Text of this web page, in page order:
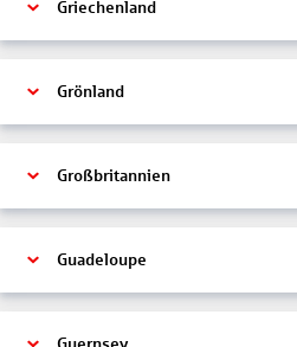
Griechenland
Grönland
Großbritannien
Guadeloupe